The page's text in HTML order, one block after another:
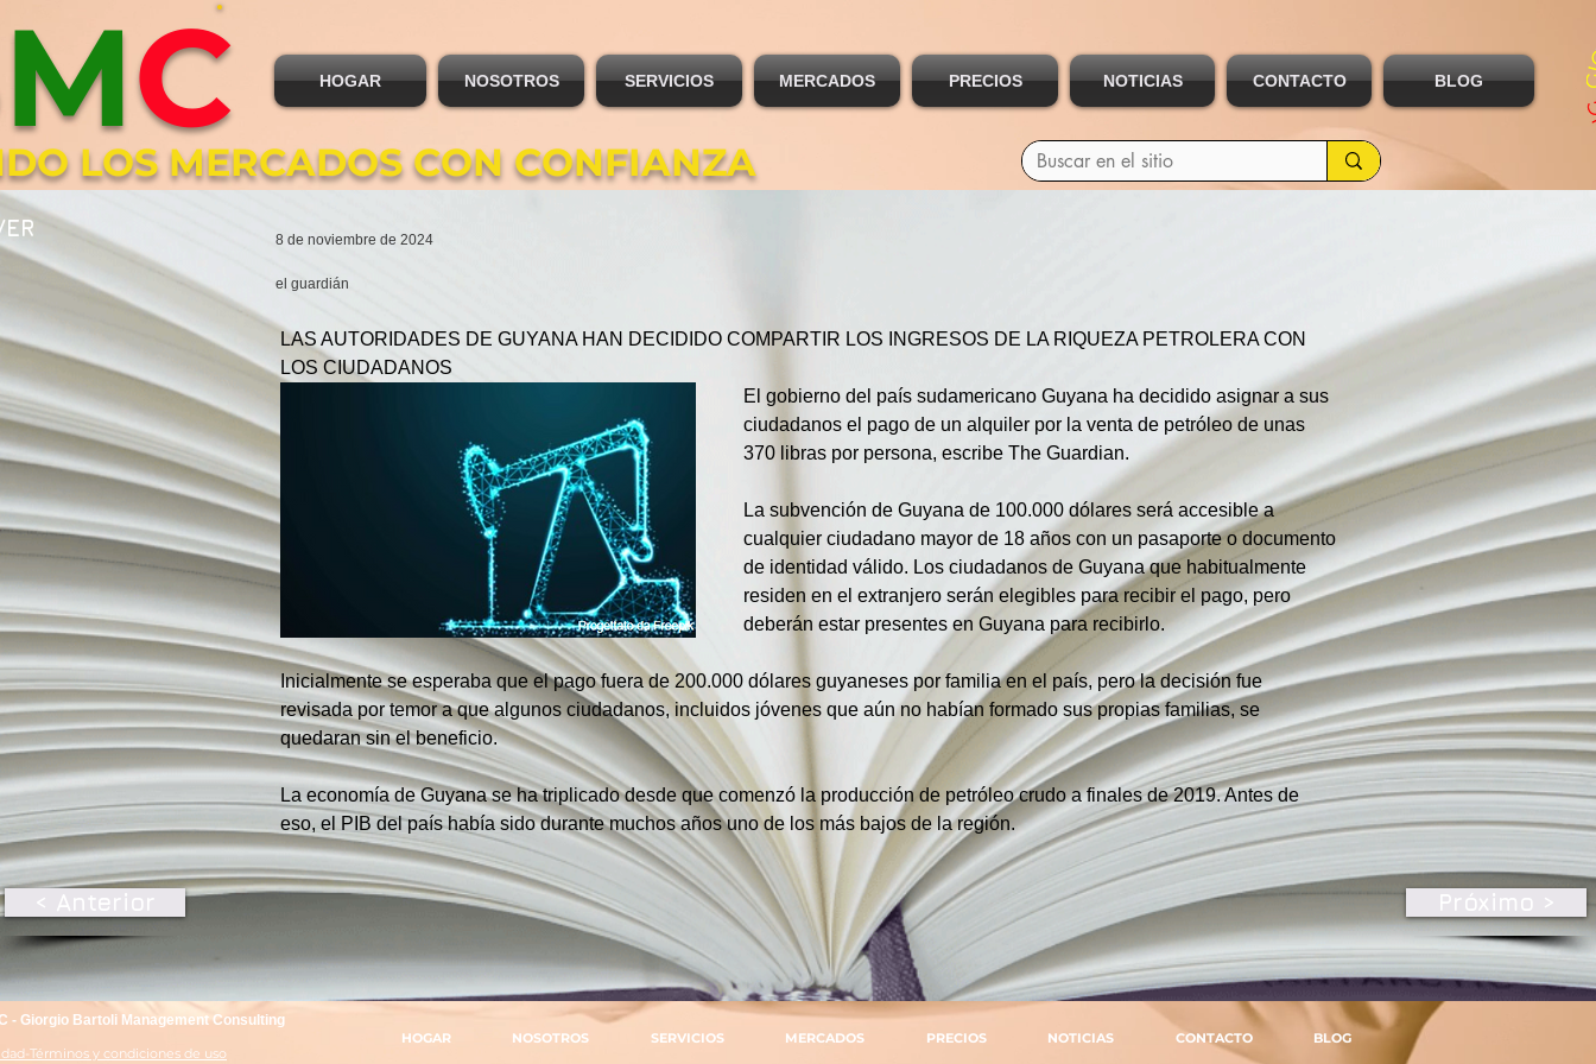
LOS MERCADOS CON CONFIANZA
MC HOGAR NOSOTROS SERVICIOS MERCADOS PRECIOS NOTICIAS CONTACTO BLOG
8 de noviembre de 2024
el guardián
LAS AUTORIDADES DE GUYANA HAN DECIDIDO COMPARTIR LOS INGRESOS DE LA RIQUEZA PETROLERA CON
LOS CIUDADANOS
El gobierno del país sudamericano Guyana ha decidido asignar a sus
ciudadanos el pago de un alquiler por la venta de petróleo de unas
370 libras por persona, escribe The Guardian.
La subvención de Guyana de 100.000 dólares será accesible a
cualquier ciudadano mayor de 18 años con un pasaporte o documento
de identidad válido. Los ciudadanos de Guyana que habitualmente
residen en el extranjero serán elegibles para recibir el pago, pero
deberán estar presentes en Guyana para recibirlo.
Inicialmente se esperaba que el pago fuera de 200.000 dólares guyaneses por familia en el país, pero la decisión fue
revisada por temor a que algunos ciudadanos, incluidos jóvenes que aún no habían formado sus propias familias, se
quedaran sin el beneficio.
La economía de Guyana se ha triplicado desde que comenzó la producción de petróleo crudo a finales de 2019. Antes de
eso, el PIB del país había sido durante muchos años uno de los más bajos de la región.
< Anterior Próximo >
- Giorgio Bartoli Management Consulting
Términos y condiciones de uso
HOGAR NOSOTROS SERVICIOS MERCADOS PRECIOS NOTICIAS CONTACTO BLOG